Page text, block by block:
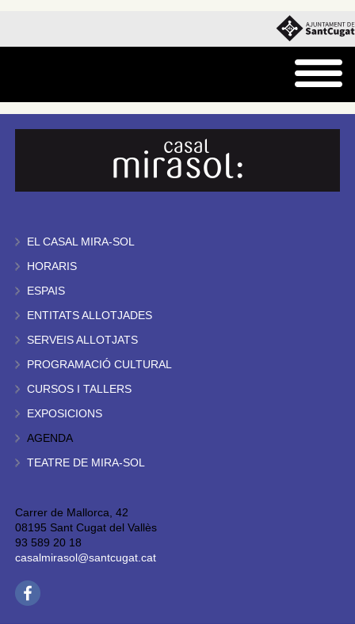
EL CASAL MIRA-SOL
HORARIS
ESPAIS
ENTITATS ALLOTJADES
SERVEIS ALLOTJATS
PROGRAMACIÓ CULTURAL
CURSOS I TALLERS
EXPOSICIONS
AGENDA
TEATRE DE MIRA-SOL
Carrer de Mallorca, 42
08195 Sant Cugat del Vallès
93 589 20 18
casalmirasol@santcugat.cat